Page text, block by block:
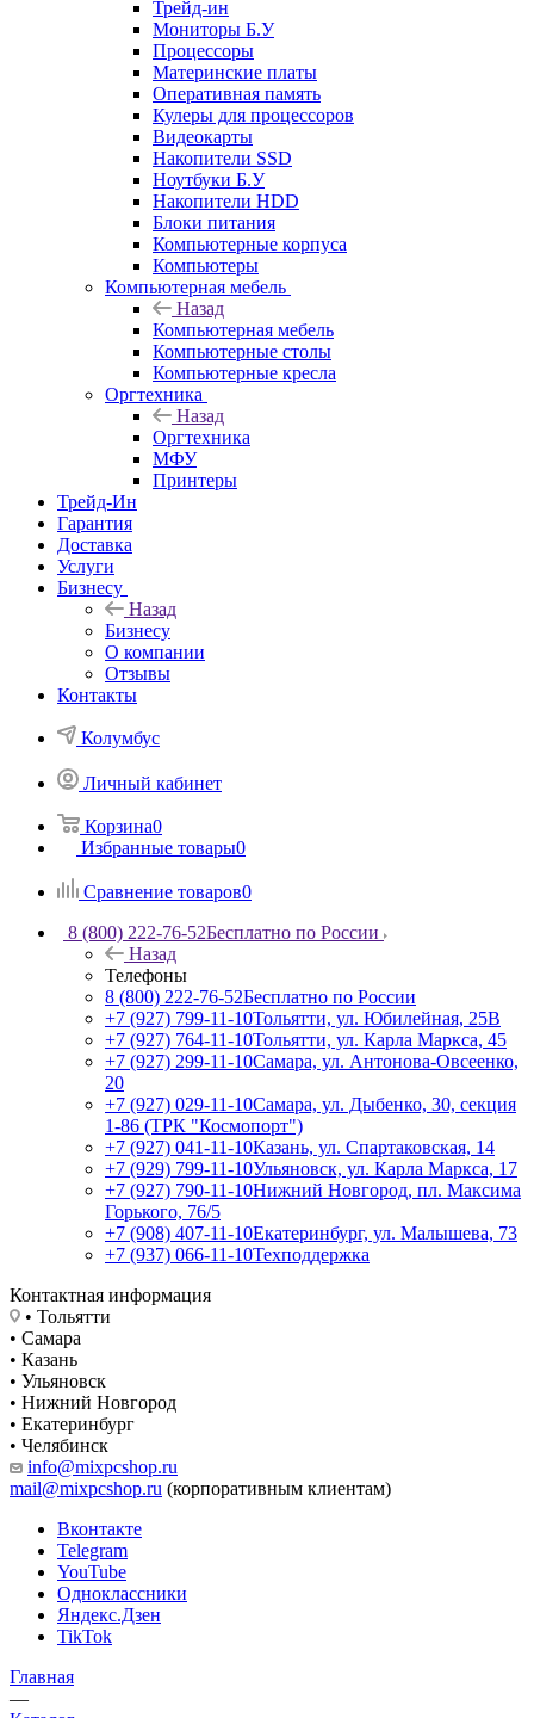
Трейд-ин
Мониторы Б.У
Процессоры
Материнские платы
Оперативная память
Кулеры для процессоров
Видеокарты
Накопители SSD
Ноутбуки Б.У
Накопители HDD
Блоки питания
Компьютерные корпуса
Компьютеры
Компьютерная мебель
Назад
Компьютерная мебель
Компьютерные столы
Компьютерные кресла
Оргтехника
Назад
Оргтехника
МФУ
Принтеры
Трейд-Ин
Гарантия
Доставка
Услуги
Бизнесу
Назад
Бизнесу
О компании
Отзывы
Контакты
Колумбус
Личный кабинет
Корзина0
Избранные товары0
Сравнение товаров0
8 (800) 222-76-52Бесплатно по России
Назад
Телефоны
8 (800) 222-76-52Бесплатно по России
+7 (927) 799-11-10Тольятти, ул. Юбилейная, 25В
+7 (927) 764-11-10Тольятти, ул. Карла Маркса, 45
+7 (927) 299-11-10Самара, ул. Антонова-Овсеенко,
20
+7 (927) 029-11-10Самара, ул. Дыбенко, 30, секция
1-86 (ТРК "Космопорт")
+7 (927) 041-11-10Казань, ул. Спартаковская, 14
+7 (929) 799-11-10Ульяновск, ул. Карла Маркса, 17
+7 (927) 790-11-10Нижний Новгород, пл. Максима
Горького, 76/5
+7 (908) 407-11-10Екатеринбург, ул. Малышева, 73
+7 (937) 066-11-10Техподдержка
Контактная информация
• Тольятти
• Самара
• Казань
• Ульяновск
• Нижний Новгород
• Екатеринбург
• Челябинск
info@mixpcshop.ru
mail@mixpcshop.ru (корпоративным клиентам)
Вконтакте
Telegram
YouTube
Одноклассники
Яндекс.Дзен
TikTok
Главная
—